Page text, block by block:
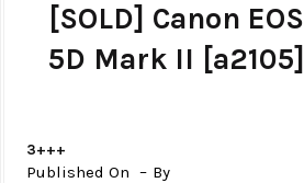
[SOLD] Canon EOS
5D Mark II [a2105]
3+++
Published On By